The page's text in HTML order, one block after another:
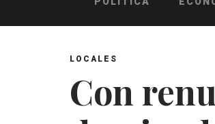
LOCALES
Con